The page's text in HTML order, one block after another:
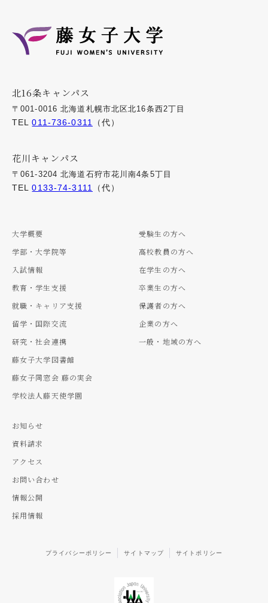
北16条キャンパス
〒001-0016 北海道札幌市北区北16条西2丁目
TEL011-736-0311 （代）
花川キャンパス
〒061-3204 北海道石狩市花川南4条5丁目
TEL0133-74-3111 （代）
大学概要
学部・大学院等
入試情報
教育・学生支援
就職・キャリア支援
留学・国際交流
研究・社会連携
藤女子大学図書館
藤女子同窓会 藤の実会
学校法人藤天使学園
受験生の方へ
高校教員の方へ
在学生の方へ
卒業生の方へ
保護者の方へ
企業の方へ
一般・地域の方へ
お知らせ
資料請求
アクセス
お問い合わせ
情報公開
採用情報
プライバシーポリシー サイトマップ サイトポリシー